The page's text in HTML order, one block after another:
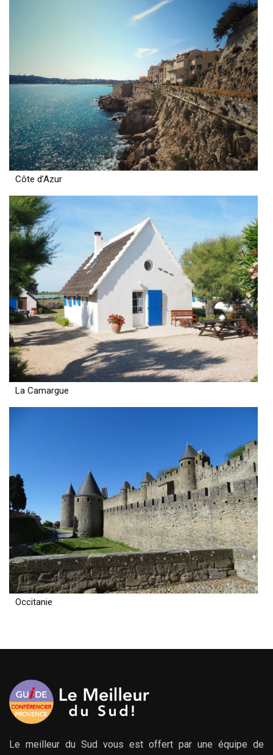
Côte d’Azur
La Camargue
Occitanie
Le meilleur du Sud vous est offert par une équipe de